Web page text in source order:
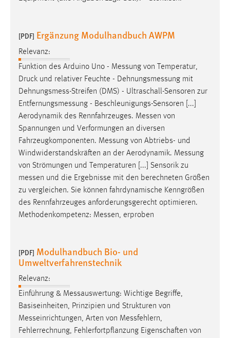
[PDF] Ergänzung Modulhandbuch AWPM
Relevanz:
Funktion des Arduino Uno - Messung von Temperatur,
Druck und relativer Feuchte - Dehnungsmessung mit
Dehnungsmess-Streifen (DMS) - Ultraschall-Sensoren zur
Entfernungsmessung - Beschleunigungs-Sensoren [...]
Aerodynamik des Rennfahrzeuges. Messen von
Spannungen und Verformungen an diversen
Fahrzeugkomponenten. Messung von Abtriebs- und
Windwiderstandskräften an der Aerodynamik. Messung
von Strömungen und Temperaturen [...] Sensorik zu
messen und die Ergebnisse mit den berechneten Größen
zu vergleichen. Sie können fahrdynamische Kenngrößen
des Rennfahrzeuges anforderungsgerecht optimieren.
Methodenkompetenz: Messen, erproben
[PDF] Modulhandbuch Bio- und
Umweltverfahrenstechnik
Relevanz:
Einführung & Messauswertung: Wichtige Begriffe,
Basiseinheiten, Prinzipien und Strukturen von
Messeinrichtungen, Arten von Messfehlern,
Fehlerrechnung, Fehlerfortpflanzung Eigenschaften von